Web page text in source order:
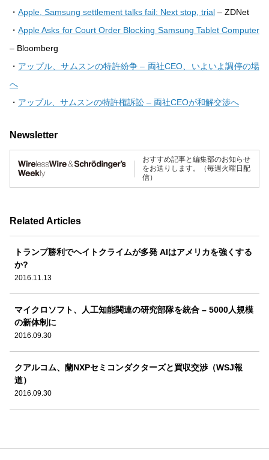
・ Apple, Samsung settlement talks fail: Next stop, trial – ZDNet
・Apple Asks for Court Order Blocking Samsung Tablet Computer
– Bloomberg
・ アップル、サムスンの特許紛争 – 両社CEO、いよいよ調停の場
へ
・ アップル、サムスンの特許権訴訟 – 両社CEOが和解交渉へ
Newsletter
おすすめ記事と編集部のお知らせ
をお送りします。（毎週火曜日配
信）
Related Articles
トランプ勝利でヘイトクライムが多発 AIはアメリカを強くする
か?
2016.11.13
マイクロソフト、人工知能関連の研究部隊を統合 – 5000人規模
の新体制に
2016.09.30
クアルコム、蘭NXPセミコンダクターズと買収交渉（WSJ報
道）
2016.09.30